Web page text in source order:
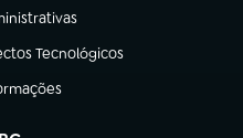
aba)
Tecnológicos
aba)